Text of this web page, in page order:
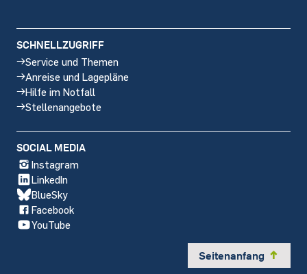
SCHNELLZUGRIFF
Service und Themen
Anreise und Lagepläne
Hilfe im Notfall
Stellenangebote
SOCIAL MEDIA
Instagram
LinkedIn
BlueSky
Facebook
YouTube
Seitenanfang y